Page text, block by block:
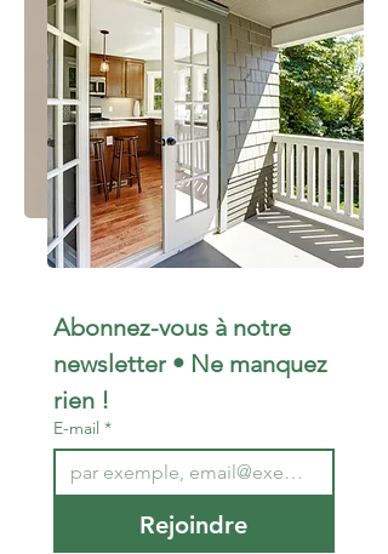
Abonnez-vous à notre
newsletter • Ne manquez
rien !
E-mail *
Rejoindre